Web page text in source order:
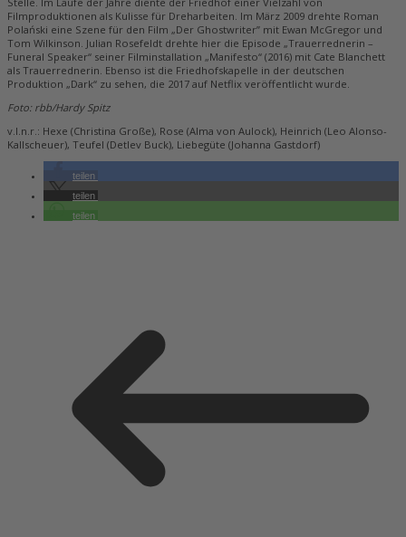
Filmproduktionen als Kulisse für Dreharbeiten. Im März 2009 drehte Roman
Polański eine Szene für den Film „Der Ghostwriter” mit Ewan McGregor und
Tom Wilkinson. Julian Rosefeldt drehte hier die Episode „Trauerrednerin –
Funeral Speaker“ seiner Filminstallation „Manifesto“ (2016) mit Cate Blanchett
als Trauerrednerin. Ebenso ist die Friedhofskapelle in der deutschen
Produktion „Dark“ zu sehen, die 2017 auf Netflix veröffentlicht wurde.
Foto: rbb/Hardy Spitz
v.l.n.r.: Hexe (Christina Große), Rose (Alma von Aulock), Heinrich (Leo Alonso-
Kallscheuer), Teufel (Detlev Buck), Liebegüte (Johanna Gastdorf)
teilen
teilen
teilen